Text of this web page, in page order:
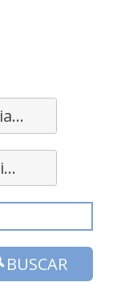
Selecciona un especialidad
Selecciona una provincia
BUSCAR